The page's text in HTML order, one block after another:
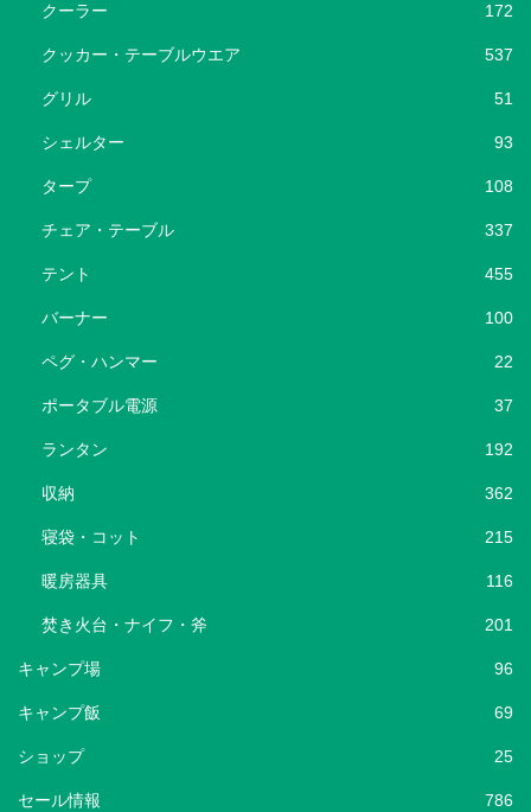
クーラー 172
クッカー・テーブルウエア 537
グリル 51
シェルター 93
タープ 108
チェア・テーブル 337
テント 455
バーナー 100
ペグ・ハンマー 22
ポータブル電源 37
ランタン 192
収納 362
寝袋・コット 215
暖房器具 116
焚き火台・ナイフ・斧 201
キャンプ場 96
キャンプ飯 69
ショップ 25
セール情報 786